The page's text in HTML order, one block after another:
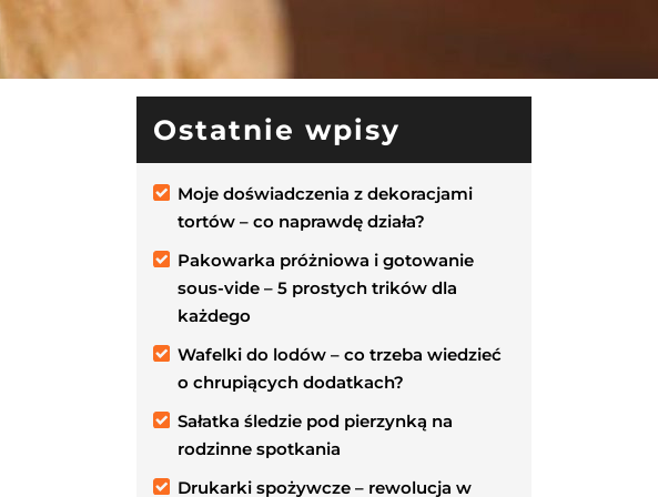
Ostatnie wpisy
Moje doświadczenia z dekoracjami
tortów – co naprawdę działa?
Pakowarka próżniowa i gotowanie
sous-vide – 5 prostych trików dla
każdego
Wafelki do lodów – co trzeba wiedzieć
o chrupiących dodatkach?
Sałatka śledzie pod pierzynką na
rodzinne spotkania
Drukarki spożywcze – rewolucja w